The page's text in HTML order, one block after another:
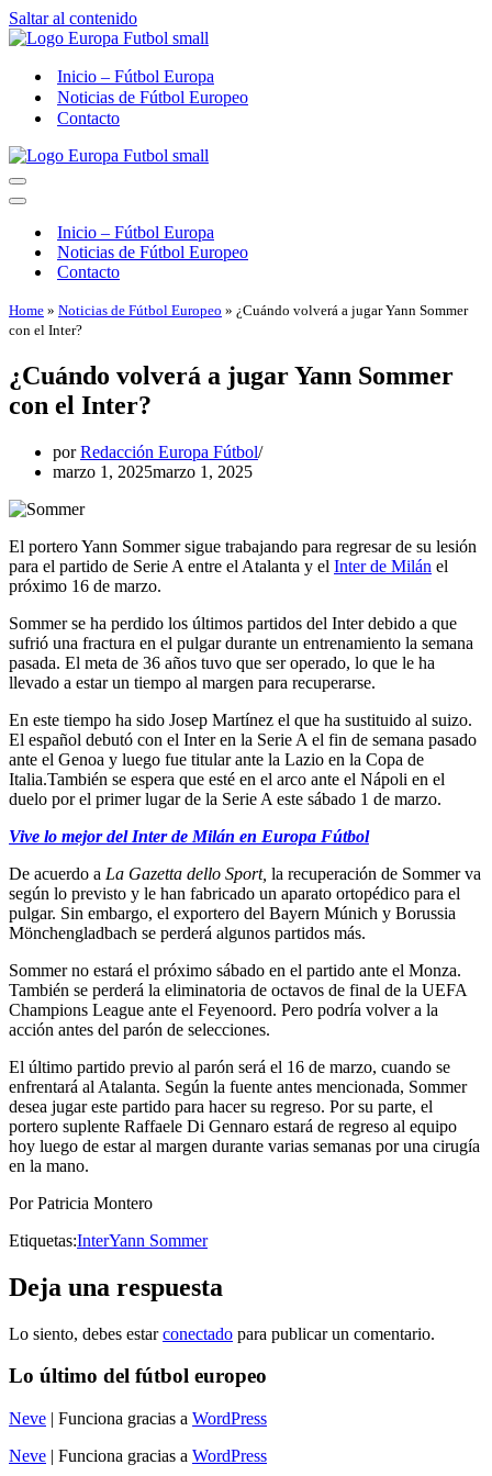
Saltar al contenido
Inicio – Fútbol Europa
Noticias de Fútbol Europeo
Contacto
Menú
de
Menú
navegaciónInicio – Fútbol Europa
Noticias de Fútbol Europeo
Contacto
Home » Noticias de Fútbol Europeo » ¿Cuándo volverá a jugar Yann Sommer
con el Inter?
¿Cuándo volverá a jugar Yann Sommer
con el Inter?
porRedacción Europa Fútbol
marzo 1, 2025marzo 1, 2025
El portero Yann Sommer sigue trabajando para regresar de su lesión
para el partido de Serie A entre el Atalanta y el Inter de Milán el
próximo 16 de marzo.
Sommer se ha perdido los últimos partidos del Inter debido a que
sufrió una fractura en el pulgar durante un entrenamiento la semana
pasada. El meta de 36 años tuvo que ser operado, lo que le ha
llevado a estar un tiempo al margen para recuperarse.
En este tiempo ha sido Josep Martínez el que ha sustituido al suizo.
El español debutó con el Inter en la Serie A el fin de semana pasado
ante el Genoa y luego fue titular ante la Lazio en la Copa de
Italia.También se espera que esté en el arco ante el Nápoli en el
duelo por el primer lugar de la Serie A este sábado 1 de marzo.
Vive lo mejor del Inter de Milán en Europa Fútbol
De acuerdo a La Gazetta dello Sport, la recuperación de Sommer va
según lo previsto y le han fabricado un aparato ortopédico para el
pulgar. Sin embargo, el exportero del Bayern Múnich y Borussia
Mönchengladbach se perderá algunos partidos más.
Sommer no estará el próximo sábado en el partido ante el Monza.
También se perderá la eliminatoria de octavos de final de la UEFA
Champions League ante el Feyenoord. Pero podría volver a la
acción antes del parón de selecciones.
El último partido previo al parón será el 16 de marzo, cuando se
enfrentará al Atalanta. Según la fuente antes mencionada, Sommer
desea jugar este partido para hacer su regreso. Por su parte, el
portero suplente Raffaele Di Gennaro estará de regreso al equipo
hoy luego de estar al margen durante varias semanas por una cirugía
en la mano.
Por Patricia Montero
Etiquetas:InterYann Sommer
Deja una respuesta
Lo siento, debes estarconectado para publicar un comentario.
Lo último del fútbol europeo
Neve | Funciona gracias a WordPress
Neve | Funciona gracias a WordPress